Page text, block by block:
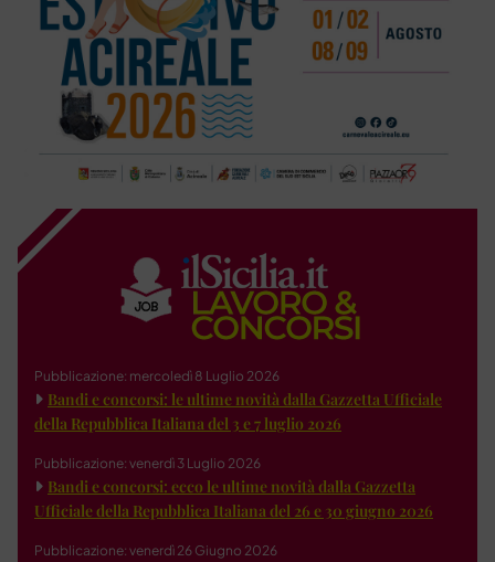
Pubblicazione: mercoledì 8 Luglio 2026
Bandi e concorsi: le ultime novità dalla Gazzetta Ufficiale
della Repubblica Italiana del 3 e 7 luglio 2026
Pubblicazione: venerdì 3 Luglio 2026
Bandi e concorsi: ecco le ultime novità dalla Gazzetta
Ufficiale della Repubblica Italiana del 26 e 30 giugno 2026
Pubblicazione: venerdì 26 Giugno 2026